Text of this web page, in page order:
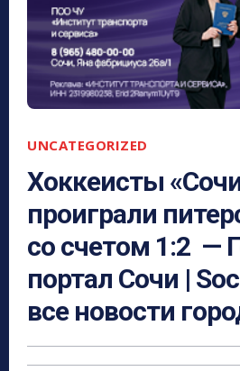
UNCATEGORIZED
Хоккеисты
проиграли
со счетом 1:2 —
портал Сочи |
все новости